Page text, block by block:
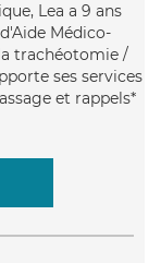
Lea a 9 ans
Médico-
trachéotomie /
ses services
et rappels*